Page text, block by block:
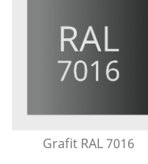
Grafit RAL 7016